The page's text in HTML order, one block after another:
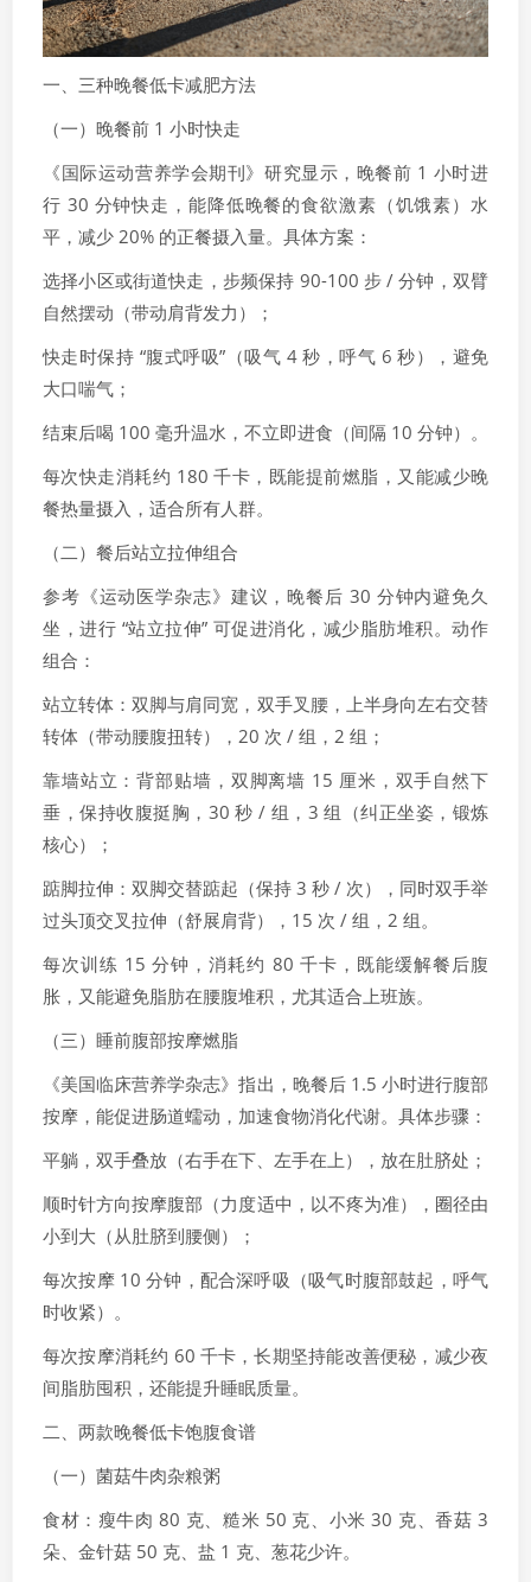
一、三种晚餐低卡减肥方法
（一）晚餐前 1 小时快走
《国际运动营养学会期刊》研究显示，晚餐前 1 小时进
行 30 分钟快走，能降低晚餐的食欲激素（饥饿素）水
平，减少 20% 的正餐摄入量。具体方案：
选择小区或街道快走，步频保持 90-100 步 / 分钟，双臂
自然摆动（带动肩背发力）；
快走时保持 “腹式呼吸”（吸气 4 秒，呼气 6 秒），避免
大口喘气；
结束后喝 100 毫升温水，不立即进食（间隔 10 分钟）。
每次快走消耗约 180 千卡，既能提前燃脂，又能减少晚
餐热量摄入，适合所有人群。
（二）餐后站立拉伸组合
参考《运动医学杂志》建议，晚餐后 30 分钟内避免久
坐，进行 “站立拉伸” 可促进消化，减少脂肪堆积。动作
组合：
站立转体：双脚与肩同宽，双手叉腰，上半身向左右交替
转体（带动腰腹扭转），20 次 / 组，2 组；
靠墙站立：背部贴墙，双脚离墙 15 厘米，双手自然下
垂，保持收腹挺胸，30 秒 / 组，3 组（纠正坐姿，锻炼
核心）；
踮脚拉伸：双脚交替踮起（保持 3 秒 / 次），同时双手举
过头顶交叉拉伸（舒展肩背），15 次 / 组，2 组。
每次训练 15 分钟，消耗约 80 千卡，既能缓解餐后腹
胀，又能避免脂肪在腰腹堆积，尤其适合上班族。
（三）睡前腹部按摩燃脂
《美国临床营养学杂志》指出，晚餐后 1.5 小时进行腹部
按摩，能促进肠道蠕动，加速食物消化代谢。具体步骤：
平躺，双手叠放（右手在下、左手在上），放在肚脐处；
顺时针方向按摩腹部（力度适中，以不疼为准），圈径由
小到大（从肚脐到腰侧）；
每次按摩 10 分钟，配合深呼吸（吸气时腹部鼓起，呼气
时收紧）。
每次按摩消耗约 60 千卡，长期坚持能改善便秘，减少夜
间脂肪囤积，还能提升睡眠质量。
二、两款晚餐低卡饱腹食谱
（一）菌菇牛肉杂粮粥
食材：瘦牛肉 80 克、糙米 50 克、小米 30 克、香菇 3
朵、金针菇 50 克、盐 1 克、葱花少许。